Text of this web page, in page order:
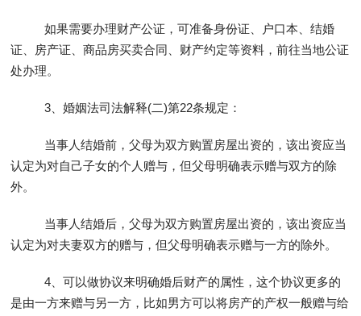
如果需要办理财产公证，可准备身份证、户口本、结婚
证、房产证、商品房买卖合同、财产约定等资料，前往当地公证
处办理。
3、婚姻法司法解释(二)第22条规定：
当事人结婚前，父母为双方购置房屋出资的，该出资应当
认定为对自己子女的个人赠与，但父母明确表示赠与双方的除
外。
当事人结婚后，父母为双方购置房屋出资的，该出资应当
认定为对夫妻双方的赠与，但父母明确表示赠与一方的除外。
4、可以做协议来明确婚后财产的属性，这个协议更多的
是由一方来赠与另一方，比如男方可以将房产的产权一般赠与给